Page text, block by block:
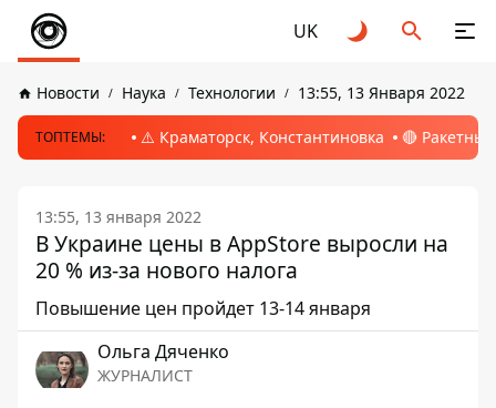
UK
Новости Наука Технологии 13:55, 13 Января 2022
ТОПТЕМЫ: ⚠️ Краматорск, Константиновка 🔴
13:55, 13 января 2022
В Украине цены в AppStore выросли на
20 % из-за нового налога
Повышение цен пройдет 13-14 января
Ольга Дяченко
ЖУРНАЛИСТ